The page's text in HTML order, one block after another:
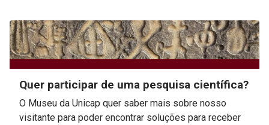
Quer participar de uma pesquisa científica?
O Museu da Unicap quer saber mais sobre nosso
visitante para poder encontrar soluções para receber